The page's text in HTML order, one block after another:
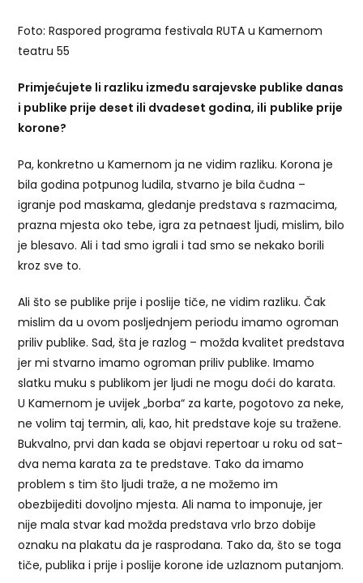
Foto: Raspored programa festivala RUTA u Kamernom
teatru 55
Primjećujete li razliku između sarajevske publike danas
i publike prije deset ili dvadeset godina, ili publike prije
korone?
Pa, konkretno u Kamernom ja ne vidim razliku. Korona je
bila godina potpunog ludila, stvarno je bila čudna –
igranje pod maskama, gledanje predstava s razmacima,
prazna mjesta oko tebe, igra za petnaest ljudi, mislim, bilo
je blesavo. Ali i tad smo igrali i tad smo se nekako borili
kroz sve to.
Ali što se publike prije i poslije tiče, ne vidim razliku. Čak
mislim da u ovom posljednjem periodu imamo ogroman
priliv publike. Sad, šta je razlog – možda kvalitet predstava
jer mi stvarno imamo ogroman priliv publike. Imamo
slatku muku s publikom jer ljudi ne mogu doći do karata.
U Kamernom je uvijek „borba“ za karte, pogotovo za neke,
ne volim taj termin, ali, kao, hit predstave koje su tražene.
Bukvalno, prvi dan kada se objavi repertoar u roku od sat-
dva nema karata za te predstave. Tako da imamo
problem s tim što ljudi traže, a ne možemo im
obezbijediti dovoljno mjesta. Ali nama to imponuje, jer
nije mala stvar kad možda predstava vrlo brzo dobije
oznaku na plakatu da je rasprodana. Tako da, što se toga
tiče, publika i prije i poslije korone ide uzlaznom putanjom.